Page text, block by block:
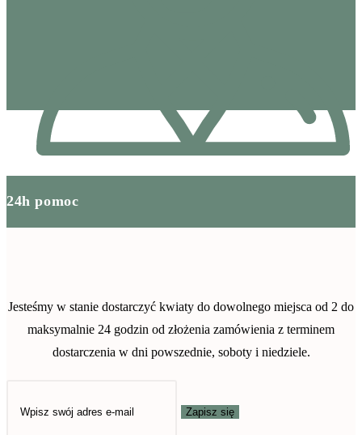
24h pomoc
Jesteśmy w stanie dostarczyć kwiaty do dowolnego miejsca od 2 do
maksymalnie 24 godzin od złożenia zamówienia z terminem
dostarczenia w dni powszednie, soboty i niedziele.
Zapisz się